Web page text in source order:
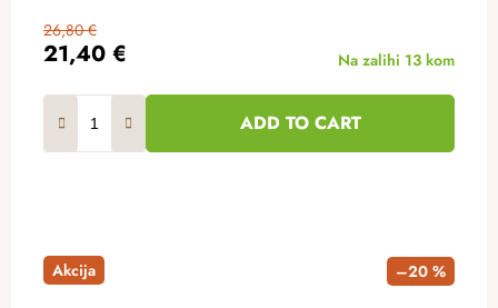
21,40 €
26,80 €
Na zalihi 13 kom
ADD TO CART
Akcija –20 %